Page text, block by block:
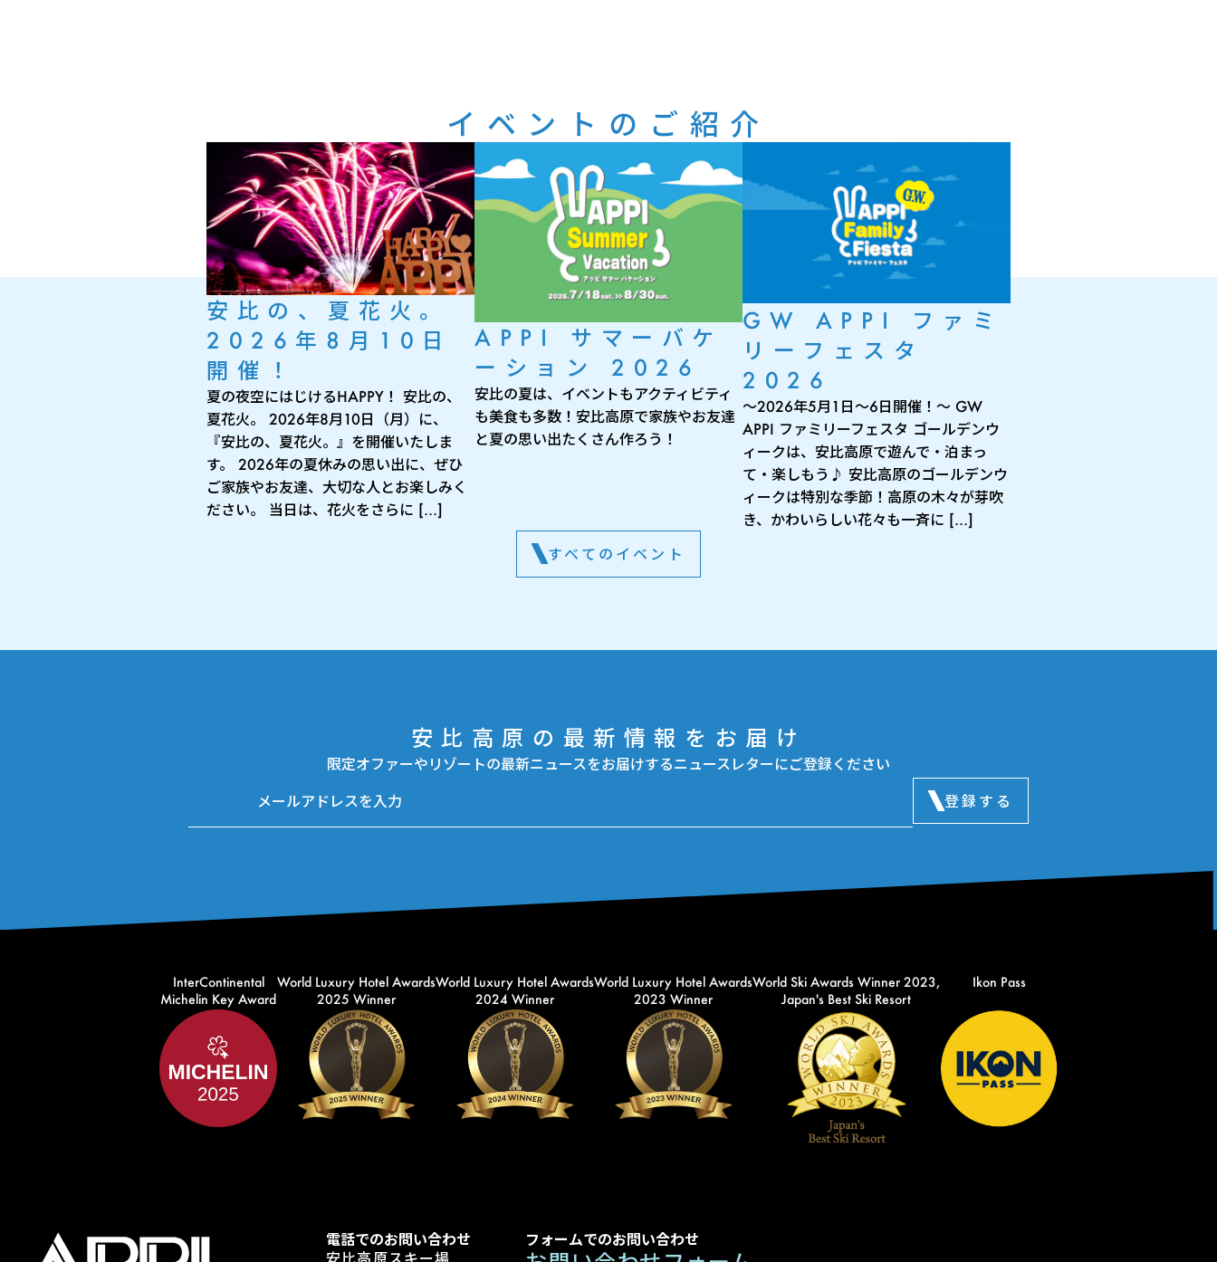
イベントのご紹介
安比の、夏花火。
2026年8月10日
開催！
夏の夜空にはじけるHAPPY！ 安比の、
夏花火。 2026年8月10日（月）に、
『安比の、夏花火。』を開催いたしま
す。 2026年の夏休みの思い出に、ぜひ
ご家族やお友達、大切な人とお楽しみく
ださい。 当日は、花火をさらに […]
APPI サマーバケ
ーション 2026
安比の夏は、イベントもアクティビティ
も美食も多数！安比高原で家族やお友達
と夏の思い出たくさん作ろう！
GW APPI ファミ
リーフェスタ
2026
～2026年5月1日～6日開催！～ GW
APPI ファミリーフェスタ ゴールデンウ
ィークは、安比高原で遊んで・泊まっ
て・楽しもう♪ 安比高原のゴールデンウ
ィークは特別な季節！高原の木々が芽吹
き、かわいらしい花々も一斉に […]
すべてのイベント
安比高原の最新情報をお届け
限定オファーやリゾートの最新ニュースをお届けするニュースレターにご登録ください
登録する
InterContinental
Michelin Key Award
World Luxury Hotel Awards
2025 Winner
World Luxury Hotel Awards
2024 Winner
World Luxury Hotel Awards
2023 Winner
World Ski Awards Winner 2023,
Japan's Best Ski Resort
Ikon Pass
電話でのお問い合わせ
安比高原スキー場
フォームでのお問い合わせ